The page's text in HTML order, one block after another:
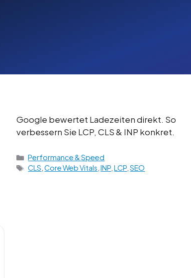
Google bewertet Ladezeiten direkt. So
verbessern Sie LCP, CLS & INP konkret.
Kategorien
Performance & Speed
Schlagwörter
CLS ,Core Web Vitals ,INP ,LCP ,SEO